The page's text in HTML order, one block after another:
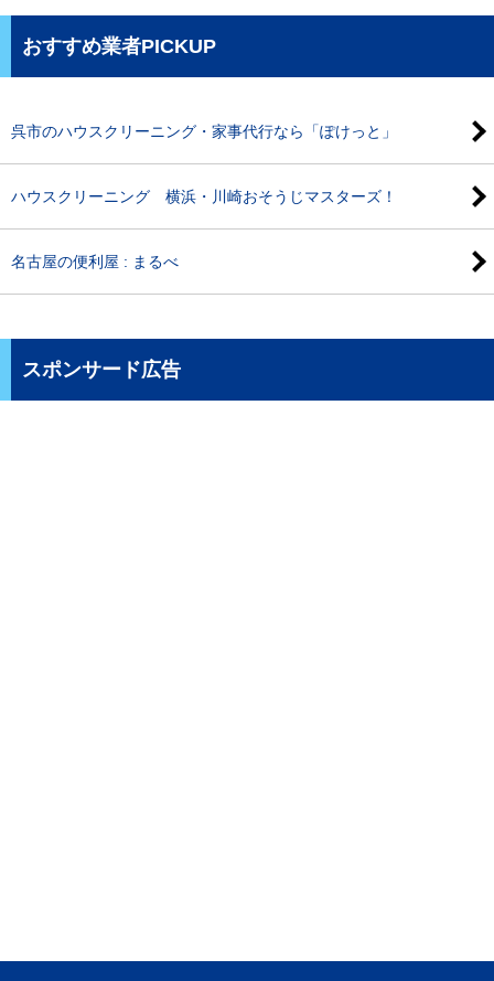
おすすめ業者PICKUP
呉市のハウスクリーニング・家事代行なら「ぽけっと」
ハウスクリーニング 横浜・川崎おそうじマスターズ！
名古屋の便利屋 : まるべ
スポンサード広告